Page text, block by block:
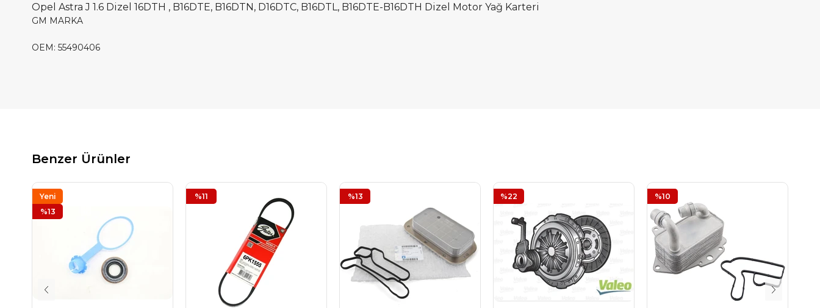
Opel Astra J 1.6 Dizel 16DTH , B16DTE, B16DTN, D16DTC, B16DTL, B16DTE-B16DTH Dizel Motor Yağ Karteri
GM MARKA
OEM: 55490406
Benzer Ürünler
Yeni
Ürün
%13
%11 %13 %22 %10